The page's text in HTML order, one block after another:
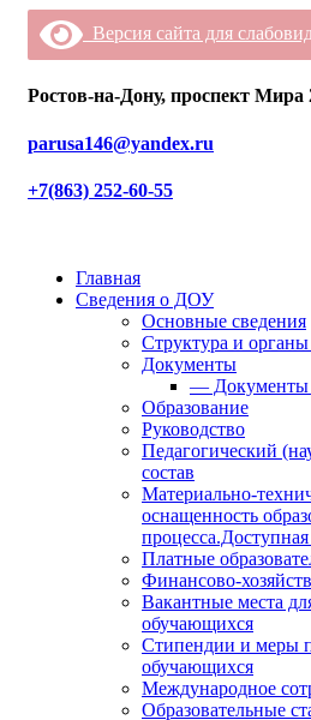
Версия сайта для
Ростов-на-Дону, проспект Мира
parusa146@yandex.ru
+7(863) 252-60-55
Главная
Сведения о ДОУ
Основные сведения
Структура и
Документы
— Документы
Образование
Руководство
Педагогический
состав
Материально-
оснащенность
процесса.Доступная
Платные
Финансово-
Вакантные места
обучающихся
Стипендии и меры
обучающихся
Международное
Образовательные